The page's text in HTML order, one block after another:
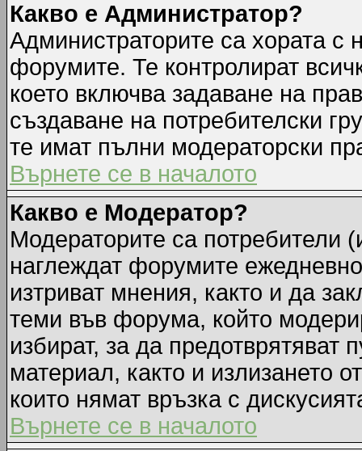
Какво е Администратор?
Администраторите са хората с
форумите. Те контролират
което включва задаване на
създаване на потребителски
те имат пълни модераторски
Върнете се в началото
Какво е Модератор?
Модераторите са потребители
наглеждат форумите
изтриват мнения, както и да
теми във форума, който
избират, за да предотврятяват
материал, както и излизането
които нямат връзка с
Върнете се в началото